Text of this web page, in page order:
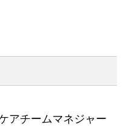
アチームマネジャー